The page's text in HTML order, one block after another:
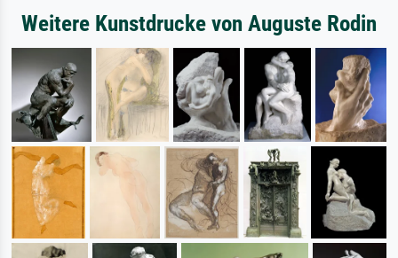
Weitere Kunstdrucke von Auguste Rodin